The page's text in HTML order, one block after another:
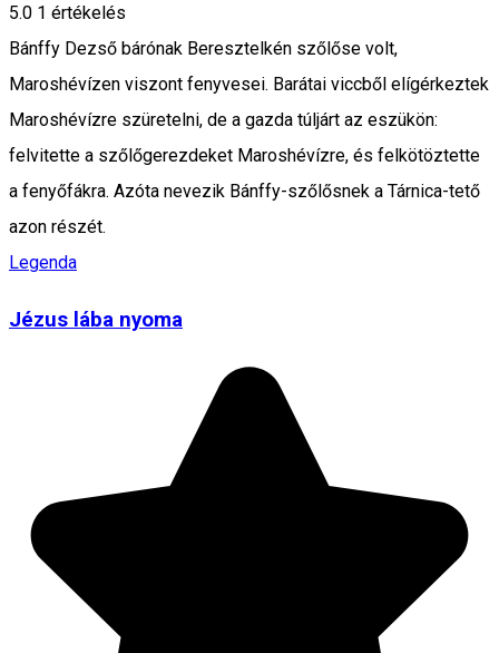
5.0 1 értékelés
Bánffy Dezső bárónak Beresztelkén szőlőse volt,
Maroshévízen viszont fenyvesei. Barátai viccből elígérkeztek
Maroshévízre szüretelni, de a gazda túljárt az eszükön:
felvitette a szőlőgerezdeket Maroshévízre, és felkötöztette
a fenyőfákra. Azóta nevezik Bánffy-szőlősnek a Tárnica-tető
azon részét.
Legenda
Jézus lába nyoma